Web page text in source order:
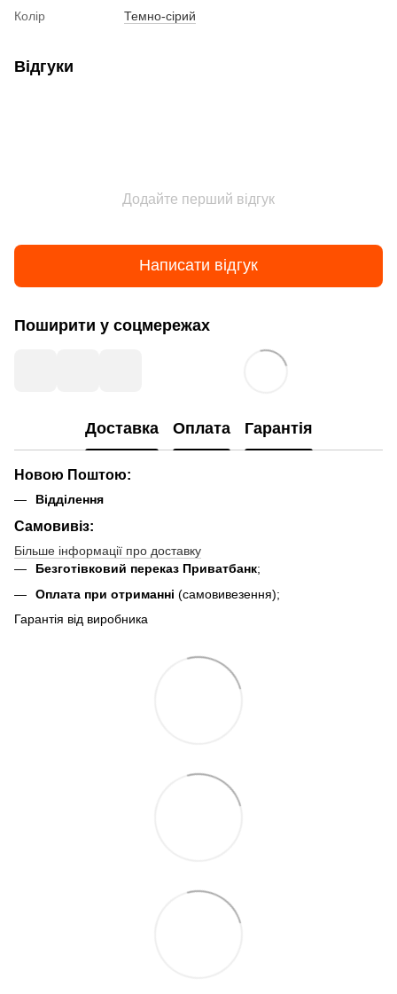
Колір
Темно-сірий
Відгуки
Додайте перший відгук
Написати відгук
Поширити у соцмережах
Доставка Оплата Гарантія
Новою Поштою:
Відділення
Самовивіз:
Більше інформації про доставку
Безготівковий переказ Приватбанк;
Оплата при отриманні (самовивезення);
Гарантія від виробника